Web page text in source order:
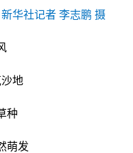
华社记者 李志鹏 摄
地
种
萌发